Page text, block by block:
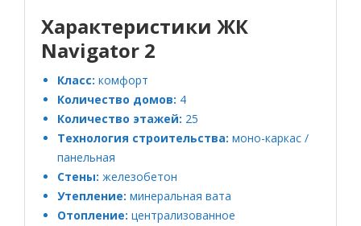
Характеристики ЖК
Navigator 2
Класс: комфорт
Количество домов: 4
Количество этажей: 25
Технология строительства: моно-каркас /
панельная
Стены: железобетон
Утепление: минеральная вата
Отопление: централизованное